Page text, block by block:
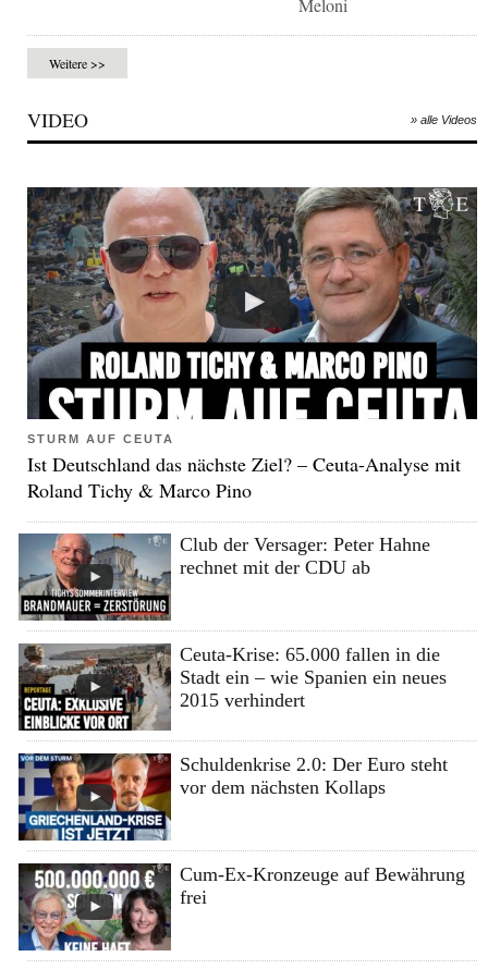
Meloni
Weitere >>
VIDEO » alle Videos
STURM AUF CEUTA
Ist Deutschland das nächste Ziel? – Ceuta-Analyse mit
Roland Tichy & Marco Pino
Club der Versager: Peter Hahne
rechnet mit der CDU ab
Ceuta-Krise: 65.000 fallen in die
Stadt ein – wie Spanien ein neues
2015 verhindert
Schuldenkrise 2.0: Der Euro steht
vor dem nächsten Kollaps
Cum-Ex-Kronzeuge auf Bewährung
frei